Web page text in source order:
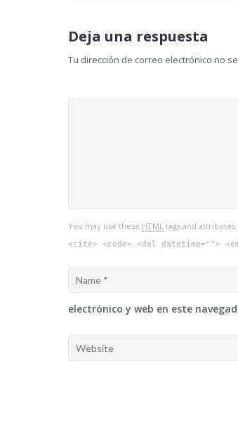
entradas
Deja una respuesta
Tu dirección de correo electrónico no
You may use these HTMLtags and attributes:
<cite> <code> <del datetime="">
electrónico y web en este